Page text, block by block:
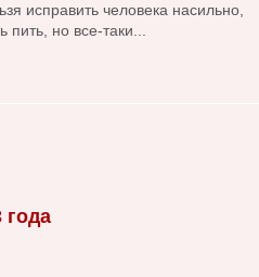
исправить человека насильно,
пить, но все-таки...
года